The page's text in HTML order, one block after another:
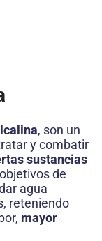
, son un
y combatir
sustancias
de
agua
reteniendo
mayor